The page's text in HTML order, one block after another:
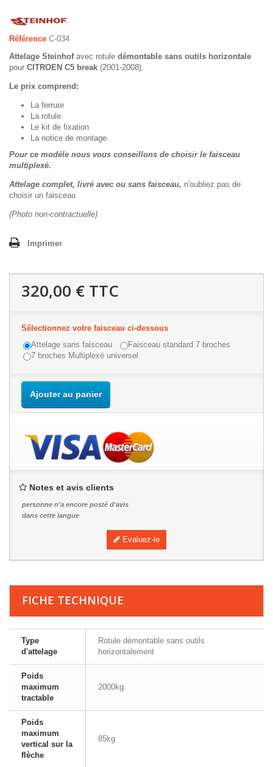
Référence C-034
Attelage Steinhofavec rotule démontable sans outils horizontale
pour CITROEN C5 break (2001-2008).
Le prix comprend:
La ferrure
La rotule
Le kit de fixation
La notice de montage
Pour ce modèle nous vous conseillons de choisir le faisceau
multiplexé.
Attelage complet, livré avec ou sans faisceau, n'oubliez pas de
choisir un faisceau
(Photo non-contractuelle)
Imprimer
320,00 € TTC
Sélectionnez votre faisceau ci-dessous
Attelage sans faisceau
Faisceau standard 7 broches
7 broches Multiplexé universel
Ajouter au panier
Notes et avis clients
personne n'a encore posté d'avis
dans cette langue
Evaluez-le
FICHE TECHNIQUE
Type
d'attelage
Rotule démontable sans outils
horizontalement
Poids
maximum
tractable
2000kg
Poids
maximum
vertical sur la
flèche
85kg